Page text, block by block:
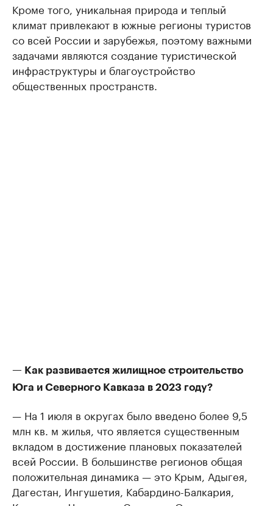
Кроме того, уникальная природа и теплый
климат привлекают в южные регионы туристов
со всей России и зарубежья, поэтому важными
задачами являются создание туристической
инфраструктуры и благоустройство
общественных пространств.
— Как развивается жилищное строительство
Юга и Северного Кавказа в 2023 году?
— На 1 июля в округах было введено более 9,5
млн кв. м жилья, что является существенным
вкладом в достижение плановых показателей
всей России. В большинстве регионов общая
положительная динамика — это Крым, Адыгея,
Дагестан, Ингушетия, Кабардино-Балкария,